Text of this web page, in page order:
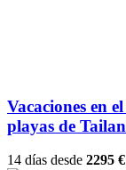
Vacaciones en
playas de
14 días desde 2295 €